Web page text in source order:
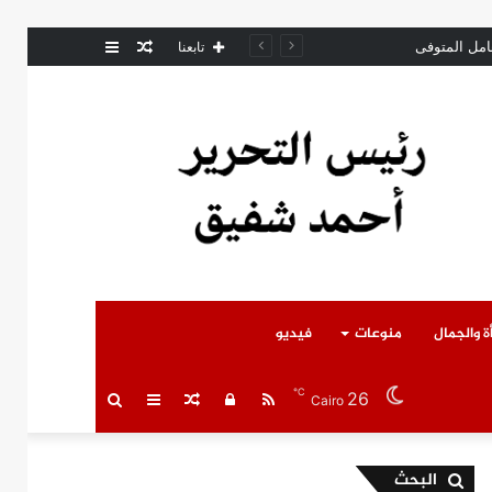
عمودمقال تابعنا
والجمال منوعات فيديو
بحث عمود مقالتسجيل RSS Cairo 26
℃
البحث